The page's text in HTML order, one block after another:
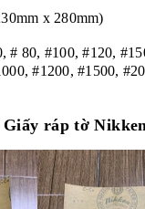
x 280mm)
# 80, #100, #120,
#1200, #1500,
ráp tờ